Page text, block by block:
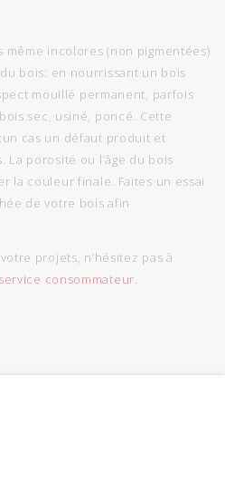
incolores (non pigmentées)
bois: en nourrissant un bois
mouillé permanent, parfois
sec, usiné, poncé. Cette
cas un défaut produit et
La porosité ou l’âge du bois
la couleur finale. Faites un essai
de votre bois afin
projets, n’hésitez pas à
service consommateur.